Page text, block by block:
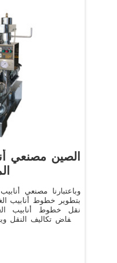
الصين مصنعي
وباعتبارنا مصنعي
بتطوير خطوط أنابيب
نقل خطوط أنابيب
انخفاض تكاليف